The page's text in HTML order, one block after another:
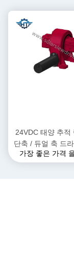
24VDC 태양 추적
단축 / 듀얼 축 드라
께 슬레브
가장 좋은 가격